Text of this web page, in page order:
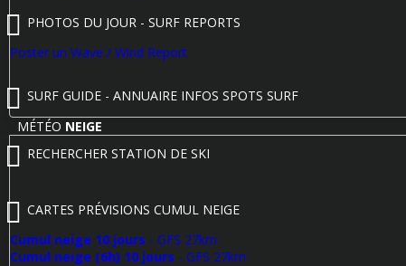
PHOTOS DU JOUR - SURF REPORTS
Poster un Wave / Wind Report
SURF GUIDE - ANNUAIRE INFOS SPOTS SURF
MÉTÉO NEIGE
RECHERCHER STATION DE SKI
CARTES PRÉVISIONS CUMUL NEIGE
Cumul neige 10 jours - GFS 27km
Cumul neige (6h) 10 jours - GFS 27km